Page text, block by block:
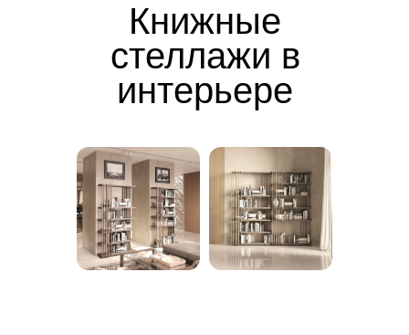
Книжные
стеллажи в
интерьере